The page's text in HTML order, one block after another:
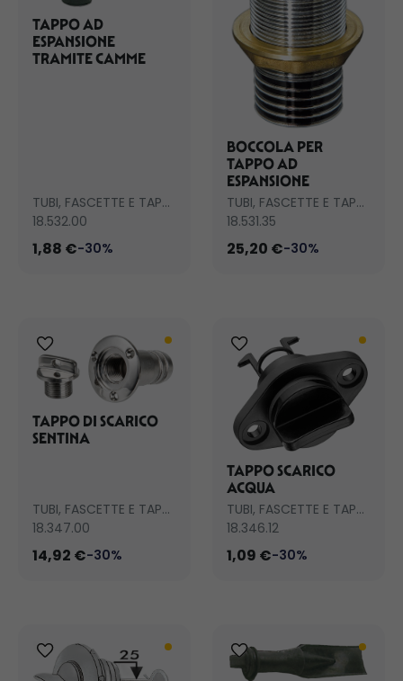
TAPPO AD
ESPANSIONE
TRAMITE CAMME
TUBI, FASCETTE E TAPPI SCARICO
18.532.00
1,88 €-30%
BOCCOLA PER
TAPPO AD
ESPANSIONE
TUBI, FASCETTE E TAPPI SCARICO
18.531.35
25,20 €-30%
TAPPO DI SCARICO
SENTINA
TUBI, FASCETTE E TAPPI SCARICO
18.347.00
14,92 €-30%
TAPPO SCARICO
ACQUA
TUBI, FASCETTE E TAPPI SCARICO
18.346.12
1,09 €-30%